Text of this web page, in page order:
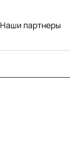
Наши партнеры